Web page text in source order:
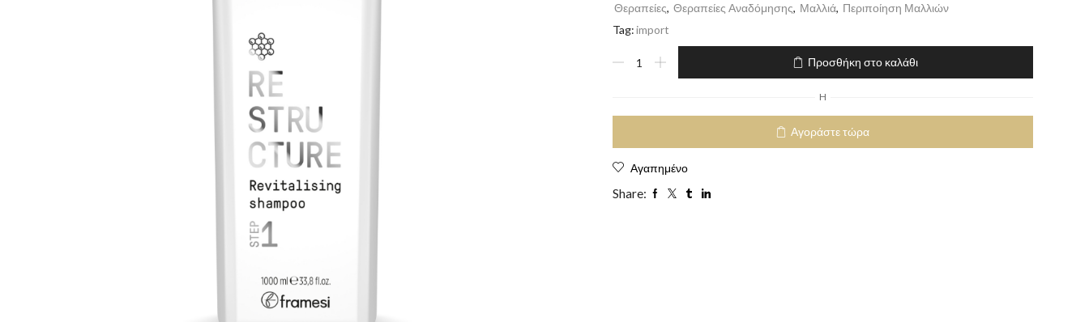
Θεραπείες, Θεραπείες Αναδόμησης, Μαλλιά, Περιποίηση Μαλλιών
Tag:import
Προσθήκη στο καλάθι
H
Αγοράστε τώρα
Αγαπημένο
Share: